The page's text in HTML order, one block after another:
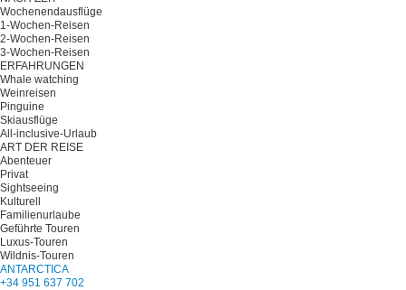
Wochenendausflüge
1-Wochen-Reisen
2-Wochen-Reisen
3-Wochen-Reisen
ERFAHRUNGEN
Whale watching
Weinreisen
Pinguine
Skiausflüge
All-inclusive-Urlaub
ART DER REISE
Abenteuer
Privat
Sightseeing
Kulturell
Familienurlaube
Geführte Touren
Luxus-Touren
Wildnis-Touren
ANTARCTICA
+34 951 637 702